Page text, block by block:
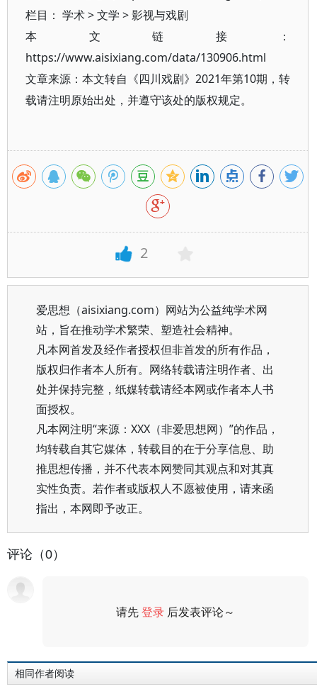
栏目： 学术>文学 >影视与戏剧
本文链接：
https://www.aisixiang.com/data/130906.html
文章来源：本文转自《四川戏剧》2021年第10期，转
载请注明原始出处，并遵守该处的版权规定。
2
爱思想（aisixiang.com）网站为公益纯学术网
站，旨在推动学术繁荣、塑造社会精神。
凡本网首发及经作者授权但非首发的所有作品，
版权归作者本人所有。网络转载请注明作者、出
处并保持完整，纸媒转载请经本网或作者本人书
面授权。
凡本网注明“来源：XXX（非爱思想网）”的作品，
均转载自其它媒体，转载目的在于分享信息、助
推思想传播，并不代表本网赞同其观点和对其真
实性负责。若作者或版权人不愿被使用，请来函
指出，本网即予改正。
评论（0）
请先登录 后发表评论～
相同作者阅读